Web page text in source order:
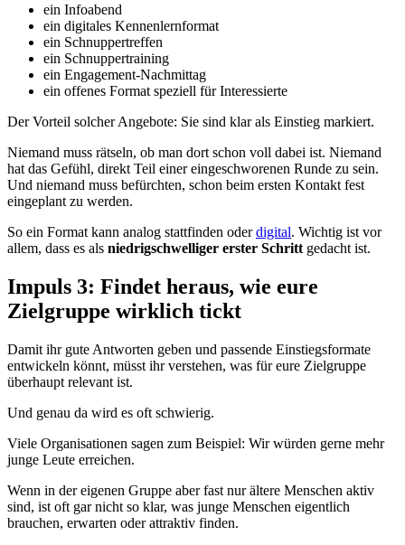
ein Infoabend
ein digitales Kennenlernformat
ein Schnuppertreffen
ein Schnuppertraining
ein Engagement-Nachmittag
ein offenes Format speziell für Interessierte
Der Vorteil solcher Angebote: Sie sind klar als Einstieg markiert.
Niemand muss rätseln, ob man dort schon voll dabei ist. Niemand
hat das Gefühl, direkt Teil einer eingeschworenen Runde zu sein.
Und niemand muss befürchten, schon beim ersten Kontakt fest
eingeplant zu werden.
So ein Format kann analog stattfinden oderdigital. Wichtig ist vor
allem, dass es als niedrigschwelliger erster Schritt gedacht ist.
Impuls 3: Findet heraus, wie eure
Zielgruppe wirklich tickt
Damit ihr gute Antworten geben und passende Einstiegsformate
entwickeln könnt, müsst ihr verstehen, was für eure Zielgruppe
überhaupt relevant ist.
Und genau da wird es oft schwierig.
Viele Organisationen sagen zum Beispiel: Wir würden gerne mehr
junge Leute erreichen.
Wenn in der eigenen Gruppe aber fast nur ältere Menschen aktiv
sind, ist oft gar nicht so klar, was junge Menschen eigentlich
brauchen, erwarten oder attraktiv finden.